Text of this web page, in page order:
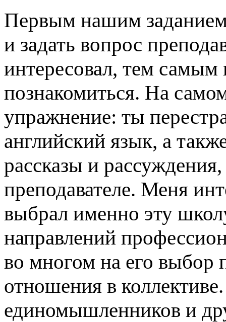
Первым нашим
и задать вопрос
интересовал, тем
познакомиться. На
упражнение: ты
английский язык, а
рассказы и
преподавателе. Меня
выбрал именно эту
направлений
во многом на его выбор
отношения в
единомышленников и